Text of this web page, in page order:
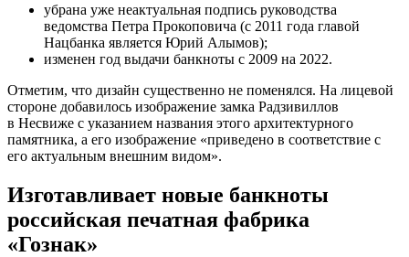
убрана уже неактуальная подпись руководства
ведомства Петра Прокоповича (с 2011 года главой
Нацбанка является Юрий Алымов);
изменен год выдачи банкноты с 2009 на 2022.
Отметим, что дизайн существенно не поменялся. На лицевой
стороне добавилось изображение замка Радзивиллов
в Несвиже с указанием названия этого архитектурного
памятника, а его изображение «приведено в соответствие с
его актуальным внешним видом».
Изготавливает новые банкноты
российская печатная фабрика
«Гознак»